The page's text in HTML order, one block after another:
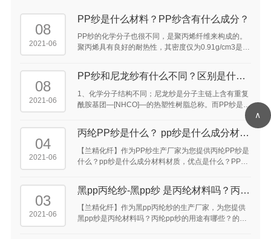
08
2021-06
PP纱是什么材料？PP纱含有什么成分？
PP纱的化学分子也很不同，是聚丙烯纤维来构成的。
聚丙烯具有良好的耐热性，其密度仅为0.91g/cm3是常
可比其他纤维得到的较高的覆盖面积。 ...
08
2021-06
PP纱和尼龙纱有什么不同？区别是什
么？
1、化学分子结构不同；尼龙纱是分子主链上含有重复
酰胺基团—[NHCO]—的热塑性树脂总称。而PP纱是聚
04
2021-06
丙纶PP纱是什么？ pp纱是什么成分材料
材质，优点是什么？ ...
【兰精化纤】作为PP纱生产厂家为您提供丙纶PP纱是
什么？pp纱是什么成分材料材质，优点是什么？PP纱
西，pp纱原材料是什么的答案供大家参考。 ...
03
2021-06
黑pp丙纶纱-黑pp纱 是丙纶材料吗？丙纶
pp纱的用途 有哪些？ ...
【兰精化纤】作为黑pp丙纶纱的生产厂家，为您提供
黑pp纱是丙纶材料吗？丙纶pp纱的用途有哪些？的介
∧